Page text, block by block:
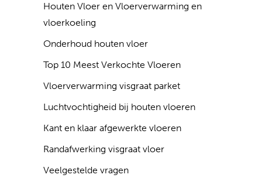
Houten Vloer en Vloerverwarming en
vloerkoeling
Onderhoud houten vloer
Top 10 Meest Verkochte Vloeren
Vloerverwarming visgraat parket
Luchtvochtigheid bij houten vloeren
Kant en klaar afgewerkte vloeren
Randafwerking visgraat vloer
Veelgestelde vragen